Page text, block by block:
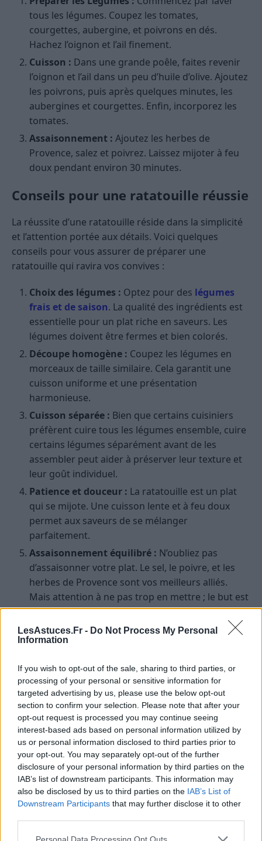
LesAstuces.Fr - Do Not Process My Personal
Information
If you wish to opt-out of the sale, sharing to third parties, or
processing of your personal or sensitive information for
targeted advertising by us, please use the below opt-out
section to confirm your selection. Please note that after your
opt-out request is processed you may continue seeing
interest-based ads based on personal information utilized by
us or personal information disclosed to third parties prior to
your opt-out. You may separately opt-out of the further
disclosure of your personal information by third parties on the
IAB’s list of downstream participants. This information may
also be disclosed by us to third parties on the IAB’s List of
Downstream Participants that may further disclose it to other
Personal Data Processing Opt Outs
tous les légumes. Coupez les tomates,
courgettes, aubergine, et poivrons en dés.
Hachez l’oignon et l’ail finement.
Cuisson : Dans une grande poêle, faites revenir
l’oignon et l’ail dans un peu d’huile d’olive. Ajoutez
les poivrons, puis après quelques minutes, les
aubergines et courgettes. Enfin, incorporez les
tomates.
Assaisonnement : Ajoutez les herbes de
Provence, salez et poivrez. Laissez mijoter à feu
doux pendant environ 30 minutes.
Conseils pour une ratatouille réussie
La réussite d’une ratatouille réside dans la simplicité
et l’attention portée aux détails. Voici quelques
conseils pour vous assurer de préparer une
ratatouille qui ravira vos convives :
Choix des légumes : Optez pour des légumes
frais et de saison. La qualité des ingrédients est
essentielle pour un plat riche en saveurs. Les
légumes doivent être fermes et bien colorés.
Découpe homogène : Coupez les légumes en
morceaux de taille similaire. Cela garantit une
cuisson uniforme et une présentation
harmonieuse.
Cuisson séparée : Bien que certains cuisiniers
préfèrent cuire tous les légumes ensemble, cuire
certains légumes séparément avant de les
assembler peut aider à préserver leur texture et
leur goût individuel.
Patience et douceur : La ratatouille est un plat
qui se mijote. Une cuisson lente et à feu doux
permet aux saveurs de se mélanger
parfaitement.
Assaisonnement équilibré : N’oubliez pas
d’assaisonner votre plat. Le sel, le poivre, et les
herbes de Provence sont vos meilleurs alliés.
Mais attention à ne pas trop en mettre ; le but est
de rehausser le goût des légumes, pas de le
masquer.
Repos du plat :
que les saveurs se développent pleinement.
Servir à la bonne température : La ratatouille
peut être servie chaude, tiède, ou même froide.
Selon la saison et vos préférences, adaptez la
température de service.
Variations de la recette :
personnalisez votre ratatouille
La ratatouille est un plat versatile. Vous pouvez y
ajouter des olives, des capres ou même un peu de
piment pour une version plus épicée.